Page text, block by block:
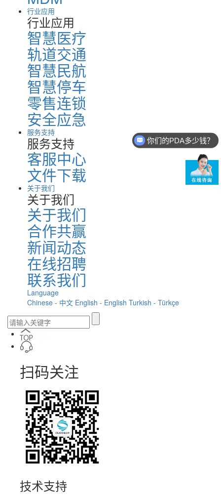
行业应用
行业应用
智慧医疗
轨道交通
智慧民航
智慧停车
零售连锁
安全应急
服务支持
服务支持
客服中心
文件下载
关于我们
关于我们
关于我们
合作共赢
新闻动态
在线招聘
联系我们
Language
Chinese - 中文 English - English Turkish - Türkçe
扫码关注
技术支持
现在有优惠活动么？